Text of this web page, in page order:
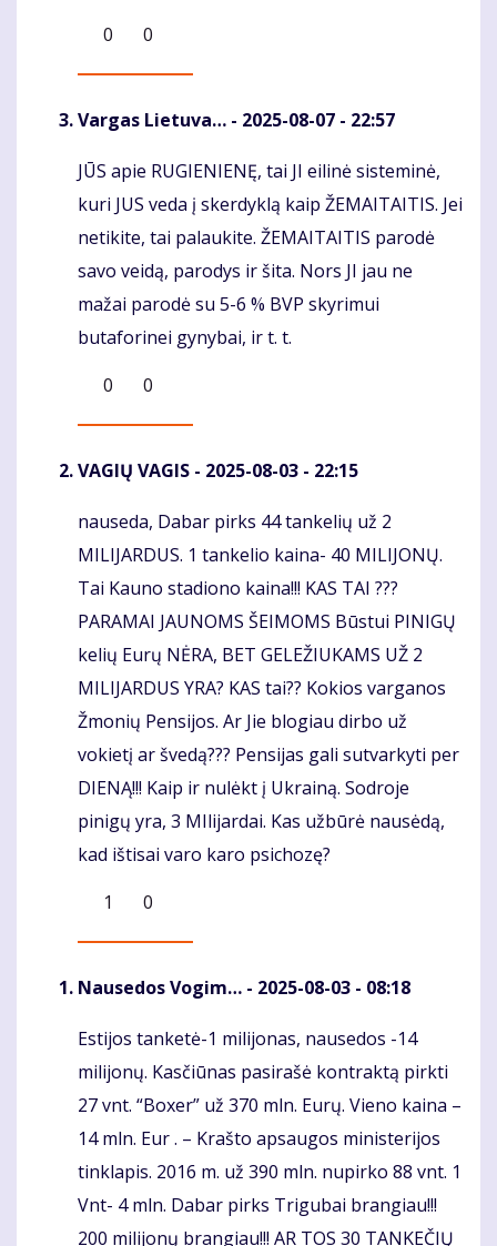
0
0
Vargas Lietuva… - 2025-08-07 - 22:57
Komentaras
JŪS apie RUGIENIENĘ, tai JI eilinė sisteminė,
kuri JUS veda į skerdyklą kaip ŽEMAITAITIS. Jei
netikite, tai palaukite. ŽEMAITAITIS parodė
savo veidą, parodys ir šita. Nors JI jau ne
mažai parodė su 5-6 % BVP skyrimui
butaforinei gynybai, ir t. t.
0
0
VAGIŲ VAGIS - 2025-08-03 - 22:15
Komentaras
nauseda, Dabar pirks 44 tankelių už 2
MILIJARDUS. 1 tankelio kaina- 40 MILIJONŲ.
Tai Kauno stadiono kaina!!! KAS TAI ???
PARAMAI JAUNOMS ŠEIMOMS Būstui PINIGŲ
kelių Eurų NĖRA, BET GELEŽIUKAMS UŽ 2
MILIJARDUS YRA? KAS tai?? Kokios varganos
Žmonių Pensijos. Ar Jie blogiau dirbo už
vokietį ar švedą??? Pensijas gali sutvarkyti per
DIENĄ!!! Kaip ir nulėkt į Ukrainą. Sodroje
pinigų yra, 3 MIlijardai. Kas užbūrė nausėdą,
kad ištisai varo karo psichozę?
1
0
Nausedos Vogim… - 2025-08-03 - 08:18
Komentaras
Estijos tanketė-1 milijonas, nausedos -14
milijonų. Kasčiūnas pasirašė kontraktą pirkti
27 vnt. “Boxer” už 370 mln. Eurų. Vieno kaina –
14 mln. Eur . – Krašto apsaugos ministerijos
tinklapis. 2016 m. už 390 mln. nupirko 88 vnt. 1
Vnt- 4 mln. Dabar pirks Trigubai brangiau!!!
200 milijonų brangiau!!! AR TOS 30 TANKEČIŲ